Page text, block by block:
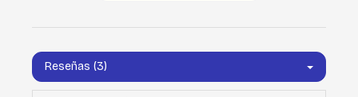
Reseñas (3)